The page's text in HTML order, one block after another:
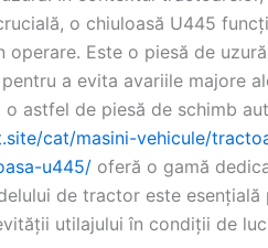
o chiuloasă U445
operare. Este o piesă de
a evita avariile majore
o astfel de piesă de schimb
cat/masini-vehicule/
u445/ oferă o gamă
de tractor este esențială
utilajului în condiții de